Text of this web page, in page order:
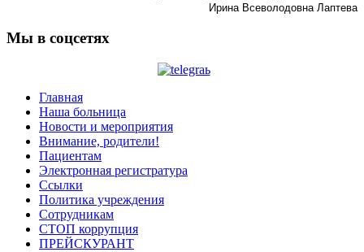
Ирина Всеволодовна Лаптева
Мы в соцсетях
Главная
Наша больница
Новости и мероприятия
Внимание, родители!
Пациентам
Электронная регистратура
Ссылки
Политика учреждения
Сотрудникам
СТОП коррупция
ПРЕЙСКУРАНТ